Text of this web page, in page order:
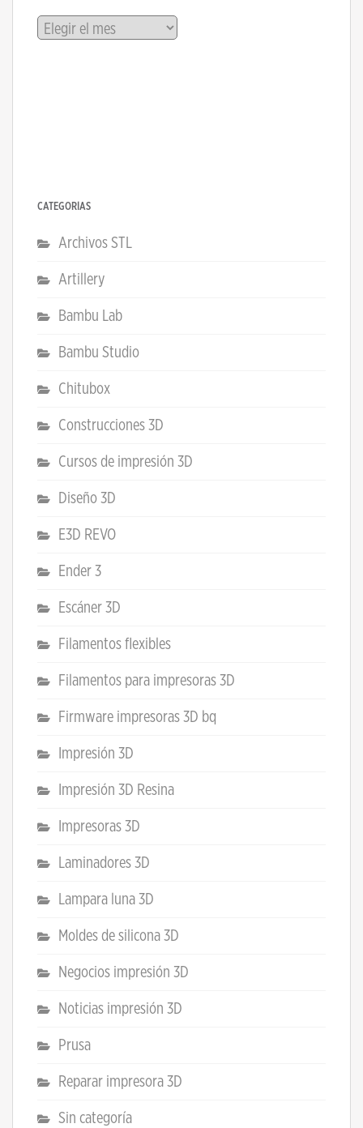
Archivos
CATEGORÍAS
Archivos STL
Artillery
Bambu Lab
Bambu Studio
Chitubox
Construcciones 3D
Cursos de impresión 3D
Diseño 3D
E3D REVO
Ender 3
Escáner 3D
Filamentos flexibles
Filamentos para impresoras 3D
Firmware impresoras 3D bq
Impresión 3D
Impresión 3D Resina
Impresoras 3D
Laminadores 3D
Lampara luna 3D
Moldes de silicona 3D
Negocios impresión 3D
Noticias impresión 3D
Prusa
Reparar impresora 3D
Sin categoría